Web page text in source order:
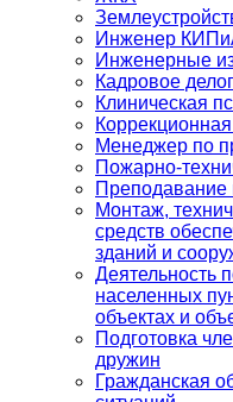
Инженер
Инженерные
Кадровое
Клиническая
Менеджер по
Пожарно-
Преподавание
Монтаж,
средств
зданий и
Деятельность
населенных
объектах и
Подготовка
дружин
Гражданская